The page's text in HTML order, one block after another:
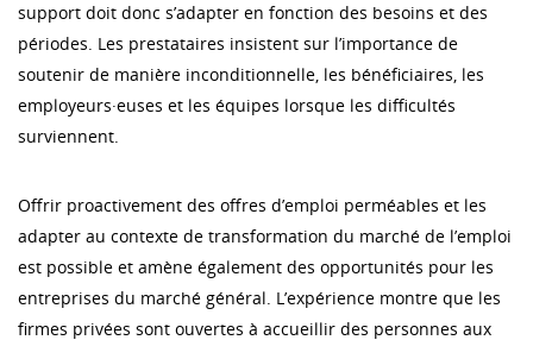
support doit donc s’adapter en fonction des besoins et des
périodes. Les prestataires insistent sur l’importance de
soutenir de manière inconditionnelle, les bénéficiaires, les
employeurs·euses et les équipes lorsque les difficultés
surviennent.
Offrir proactivement des offres d’emploi perméables et les
adapter au contexte de transformation du marché de l’emploi
est possible et amène également des opportunités pour les
entreprises du marché général. L’expérience montre que les
firmes privées sont ouvertes à accueillir des personnes aux